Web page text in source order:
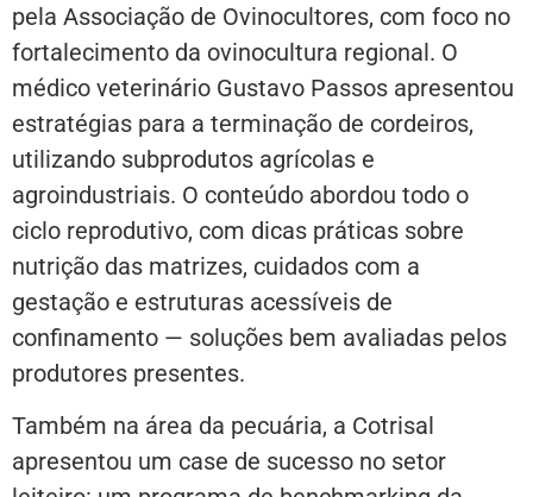
pela Associação de Ovinocultores, com foco no
fortalecimento da ovinocultura regional. O
médico veterinário Gustavo Passos apresentou
estratégias para a terminação de cordeiros,
utilizando subprodutos agrícolas e
agroindustriais. O conteúdo abordou todo o
ciclo reprodutivo, com dicas práticas sobre
nutrição das matrizes, cuidados com a
gestação e estruturas acessíveis de
confinamento — soluções bem avaliadas pelos
produtores presentes.
Também na área da pecuária, a Cotrisal
apresentou um case de sucesso no setor